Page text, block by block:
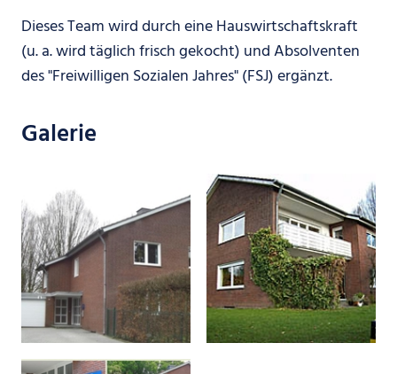
Dieses Team wird durch eine Hauswirtschaftskraft
(u. a. wird täglich frisch gekocht) und Absolventen
des "Freiwilligen Sozialen Jahres" (FSJ) ergänzt.
Galerie